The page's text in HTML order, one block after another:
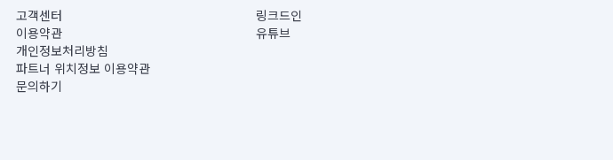
고객센터
이용약관
개인정보처리방침
파트너 위치정보 이용약관
문의하기
링크드인
유튜브